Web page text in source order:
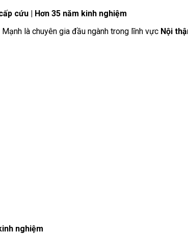
cứu | Hơn 35 năm kinh nghiệm
là chuyên gia đầu ngành trong lĩnh vực Nội
nghiệm